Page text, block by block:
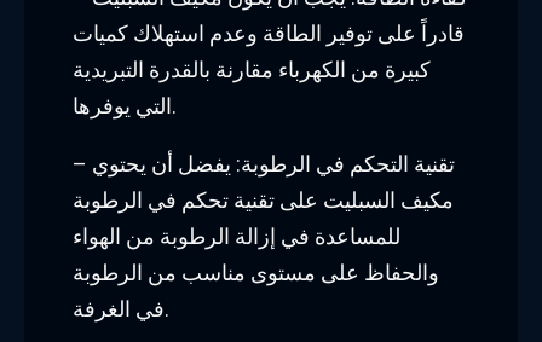
قادراً على توفير الطاقة وعدم استهلاك كميات
كبيرة من الكهرباء مقارنة بالقدرة التبريدية
التي يوفرها.
– تقنية التحكم في الرطوبة: يفضل أن يحتوي
مكيف السبليت على تقنية تحكم في الرطوبة
للمساعدة في إزالة الرطوبة من الهواء
والحفاظ على مستوى مناسب من الرطوبة
في الغرفة.